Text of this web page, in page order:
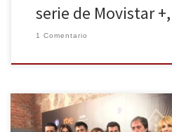
serie de Movistar
1 Comentario